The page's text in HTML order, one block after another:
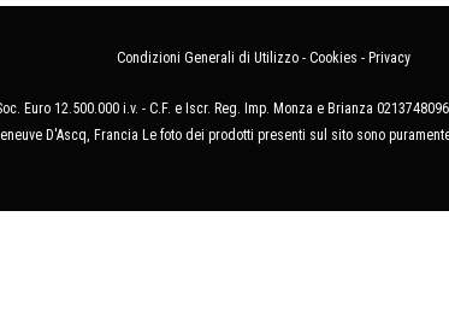
Condizioni Generali di Utilizzo - Cookies - Privacy
Euro 12.500.000 i.v. - C.F. e Iscr. Reg. Imp. Monza e Brianza
D'Ascq, Francia Le foto dei prodotti presenti sul sito sono